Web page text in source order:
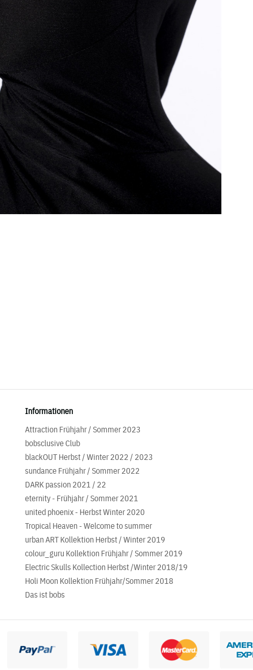
Informationen
Attraction Frühjahr / Sommer 2023
bobsclusive Club
blackOUT Herbst / Winter 2022 / 2023
sundance Frühjahr / Sommer 2022
DARK passion 2021 / 22
eternity - Frühjahr / Sommer 2021
united phoenix - Herbst Winter 2020
Tropical Heaven - Welcome to summer
urban ART Kollektion Herbst / Winter 2019
colour_guru Kollektion Frühjahr / Sommer 2019
Electric Skulls Kollection Herbst /Winter 2018/19
Holi Moon Kollektion Frühjahr/Sommer 2018
Das ist bobs